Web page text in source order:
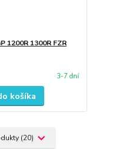
1200R 1300R FZR
3-7 dní
košíka
(20)